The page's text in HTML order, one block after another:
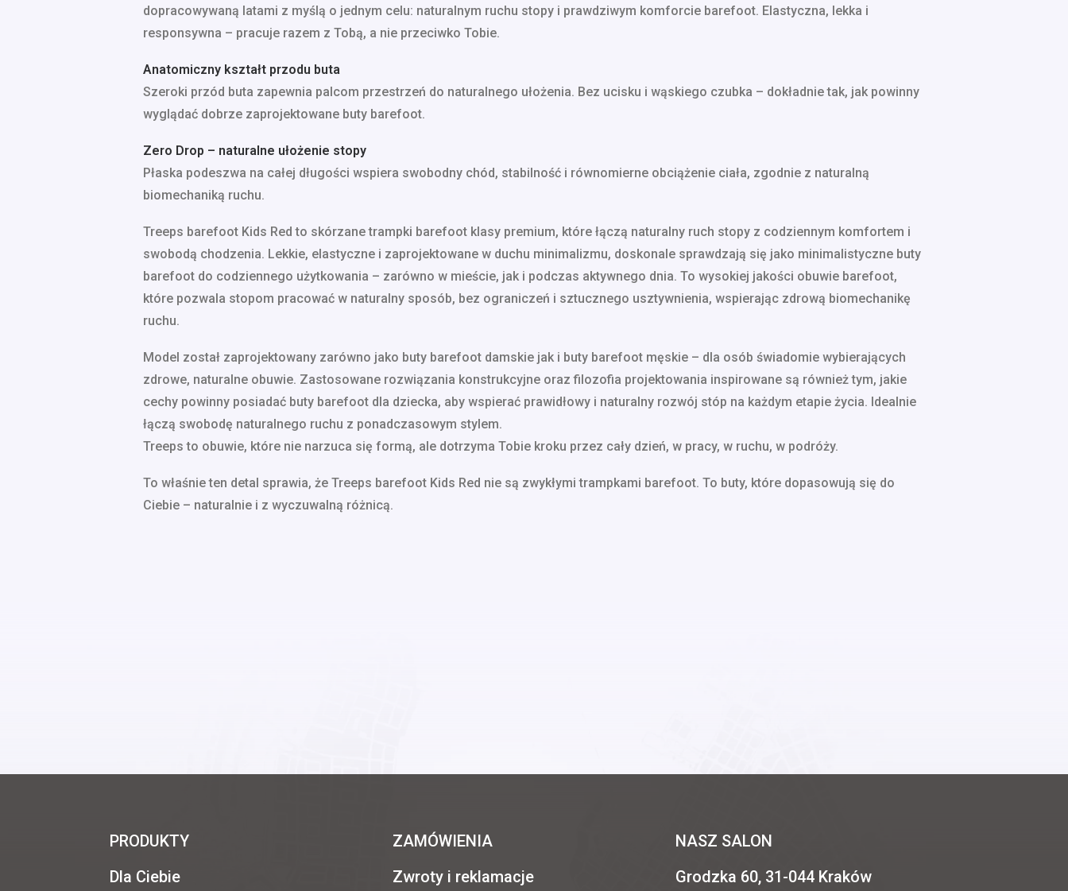
dopracowywaną latami z myślą o jednym celu: naturalnym ruchu stopy i prawdziwym komforcie barefoot. Elastyczna, lekka i
responsywna – pracuje razem z Tobą, a nie przeciwko Tobie.
Anatomiczny kształt przodu buta
Szeroki przód buta zapewnia palcom przestrzeń do naturalnego ułożenia. Bez ucisku i wąskiego czubka – dokładnie tak, jak powinny
wyglądać dobrze zaprojektowane buty barefoot.
Zero Drop – naturalne ułożenie stopy
Płaska podeszwa na całej długości wspiera swobodny chód, stabilność i równomierne obciążenie ciała, zgodnie z naturalną
biomechaniką ruchu.
Treeps barefoot Kids Red to skórzane trampki barefoot klasy premium, które łączą naturalny ruch stopy z codziennym komfortem i
swobodą chodzenia. Lekkie, elastyczne i zaprojektowane w duchu minimalizmu, doskonale sprawdzają się jako minimalistyczne buty
barefoot do codziennego użytkowania – zarówno w mieście, jak i podczas aktywnego dnia. To wysokiej jakości obuwie barefoot,
które pozwala stopom pracować w naturalny sposób, bez ograniczeń i sztucznego usztywnienia, wspierając zdrową biomechanikę
ruchu.
Model został zaprojektowany zarówno jako buty barefoot damskie jak i buty barefoot męskie – dla osób świadomie wybierających
zdrowe, naturalne obuwie. Zastosowane rozwiązania konstrukcyjne oraz filozofia projektowania inspirowane są również tym, jakie
cechy powinny posiadać buty barefoot dla dziecka, aby wspierać prawidłowy i naturalny rozwój stóp na każdym etapie życia. Idealnie
łączą swobodę naturalnego ruchu z ponadczasowym stylem.
Treeps to obuwie, które nie narzuca się formą, ale dotrzyma Tobie kroku przez cały dzień, w pracy, w ruchu, w podróży.
To właśnie ten detal sprawia, że Treeps barefoot Kids Red nie są zwykłymi trampkami barefoot. To buty, które dopasowują się do
Ciebie – naturalnie i z wyczuwalną różnicą.
PRODUKTY
Dla Ciebie
ZAMÓWIENIA
Zwroty i reklamacje
NASZ SALON
Grodzka 60, 31-044 Kraków